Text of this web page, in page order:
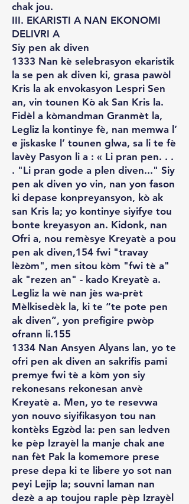
chak jou.
III. EKARISTI A NAN EKONOMI
DELIVRI A
Siy pen ak diven
1333 Nan kè selebrasyon ekaristik
la se pen ak diven ki, grasa pawòl
Kris la ak envokasyon Lespri Sen
an, vin tounen Kò ak San Kris la.
Fidèl a kòmandman Granmèt la,
Legliz la kontinye fè, nan memwa l’
e jiskaske l’ tounen glwa, sa li te fè
lavèy Pasyon li a : « Li pran pen. . .
. "Li pran gode a plen diven..." Siy
pen ak diven yo vin, nan yon fason
ki depase konpreyansyon, kò ak
san Kris la; yo kontinye siyifye tou
bonte kreyasyon an. Kidonk, nan
Ofri a, nou remèsye Kreyatè a pou
pen ak diven,154 fwi "travay
lèzòm", men sitou kòm "fwi tè a"
ak "rezen an" - kado Kreyatè a.
Legliz la wè nan jès wa-prèt
Mèlkisedèk la, ki te “te pote pen
ak diven”, yon prefigire pwòp
ofrann li.155
1334 Nan Ansyen Alyans lan, yo te
ofri pen ak diven an sakrifis pami
premye fwi tè a kòm yon siy
rekonesans rekonesan anvè
Kreyatè a. Men, yo te resevwa
yon nouvo siyifikasyon tou nan
kontèks Egzòd la: pen san ledven
ke pèp Izrayèl la manje chak ane
nan fèt Pak la komemore prese
prese depa ki te libere yo sot nan
peyi Lejip la; souvni laman nan
dezè a ap toujou raple pèp Izrayèl